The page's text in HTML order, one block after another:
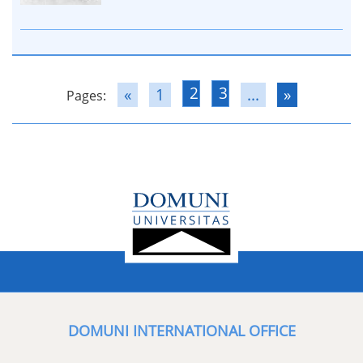
Pages: « 1 2 3 ... »
DOMUNI INTERNATIONAL OFFICE